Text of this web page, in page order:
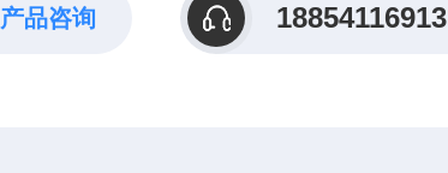
产品咨询 18854116913